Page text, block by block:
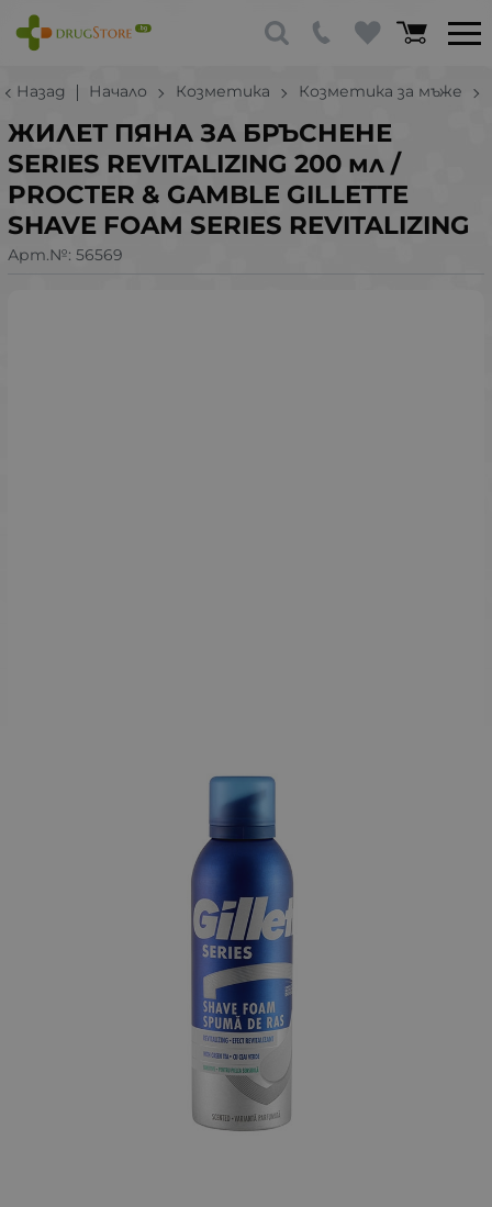
Назад Начало Козметика Козметика за мъже
ЖИЛЕТ ПЯНА ЗА БРЪСНЕНЕ
SERIES REVITALIZING 200 мл /
PROCTER & GAMBLE GILLETTE
SHAVE FOAM SERIES REVITALIZING
Арт.№: 56569